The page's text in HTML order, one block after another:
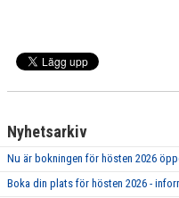
GRUPPER OCH TIDER
SPONSRING
FRÅGOR & SVAR
Nyhetsarkiv
Nu är bokningen för hösten 2026
Boka din plats för hösten 2026 -